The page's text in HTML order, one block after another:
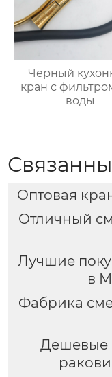
Черный
кран с
воды
Оптовая
Отличный
Лучшие
в
Фабрика
Дешевые